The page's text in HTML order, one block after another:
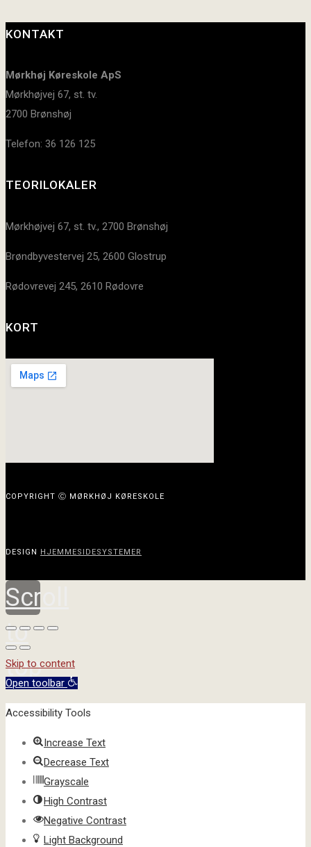
KONTAKT
Mørkhøj Køreskole ApS
Mørkhøjvej 67, st. tv.
2700 Brønshøj
Telefon: 36 126 125
TEORILOKALER
Mørkhøjvej 67, st. tv., 2700 Brønshøj
Brøndbyvestervej 25, 2600 Glostrup
Rødovrevej 245, 2610 Rødovre
KORT
COPYRIGHT Ⓒ MØRKHØJ KØRESKOLE
DESIGN HJEMMESIDESYSTEMER
Scroll
to
top
Skip to content
Open toolbar
Accessibility Tools
Increase Text
Decrease Text
Grayscale
High Contrast
Negative Contrast
Light Background